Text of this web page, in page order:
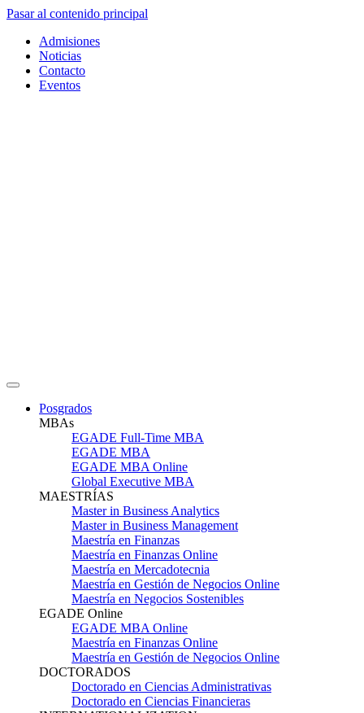
Pasar al contenido principal
Admisiones
Noticias
Contacto
Eventos
Posgrados
MBAs
EGADE Full-Time MBA
EGADE MBA
EGADE MBA Online
Global Executive MBA
MAESTRÍAS
Master in Business Analytics
Master in Business Management
Maestría en Finanzas
Maestría en Finanzas Online
Maestría en Mercadotecnia
Maestría en Gestión de Negocios Online
Maestría en Negocios Sostenibles
EGADE Online
EGADE MBA Online
Maestría en Finanzas Online
Maestría en Gestión de Negocios Online
DOCTORADOS
Doctorado en Ciencias Administrativas
Doctorado en Ciencias Financieras